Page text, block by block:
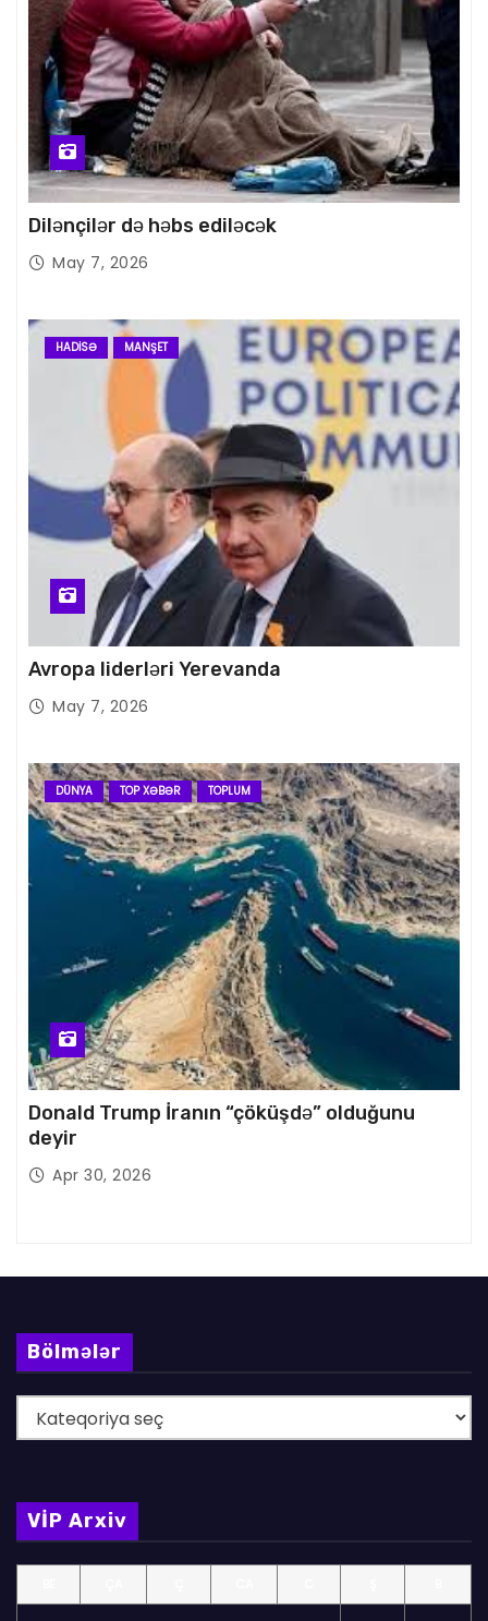
Dilənçilər də həbs ediləcək
May 7, 2026
HADISƏ MANŞET
Avropa liderləri Yerevanda
May 7, 2026
DÜNYA TOP XƏBƏR TOPLUM
Donald Trump İranın “çöküşdə” olduğunu
deyir
Apr 30, 2026
Bölmələr
ö
m
l
VİP Arxiv